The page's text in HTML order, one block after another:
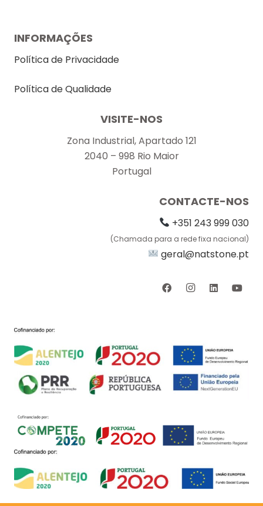
INFORMAÇÕES
Política de Privacidade
Política de Qualidade
VISITE-NOS
Zona Industrial, Apartado 121
2040 – 998 Rio Maior
Portugal
CONTACTE-NOS
+351 243 999 030
(Chamada para a rede fixa nacional)
geral@natstone.pt